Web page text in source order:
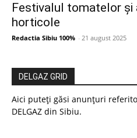
Festivalul tomatelor și
horticole
Redactia Sibiu 100% - 21 august 2025
DELGAZ GRID
Aici puteți găsi anunțuri
DELGAZ din Sibiu.